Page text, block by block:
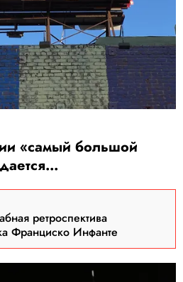
«самый большой
ретроспектива
Франциско Инфанте